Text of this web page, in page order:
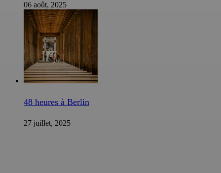
06 août, 2025
48 heures à Berlin
27 juillet, 2025